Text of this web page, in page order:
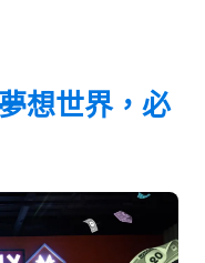
想世界，必